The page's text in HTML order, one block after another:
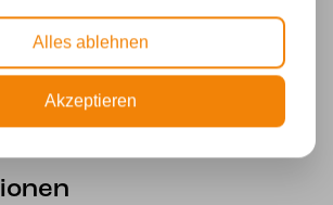
40 cm.
Alles ablehnen
Akzeptieren